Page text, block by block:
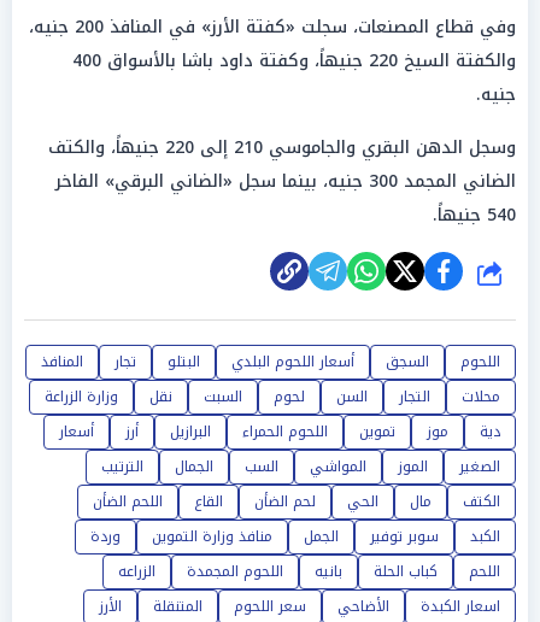
وفي قطاع المصنعات، سجلت «كفتة الأرز» في المنافذ 200 جنيه،
والكفتة السيخ 220 جنيهاً، وكفتة داود باشا بالأسواق 400
جنيه.
وسجل الدهن البقري والجاموسي 210 إلى 220 جنيهاً، والكتف
الضاني المجمد 300 جنيه، بينما سجل «الضاني البرقي» الفاخر
540 جنيهاً.
شارك
اللحوم السجق أسعار اللحوم البلدي البتلو تجار
المنافذ
محلات
التجار السن لحوم السبت نقل
وزارة الزراعة
دية
موز تموين اللحوم الحمراء البرازيل أرز
أسعار
الصغير
الموز المواشي السب الجمال
الترتيب
الكتف
مال الحي لحم الضأن القاع
اللحم الضأن
الكبد
سوبر توفير الجمل منافذ وزارة التموين
وردة
اللحم
كباب الحلة بانيه اللحوم المجمدة
الزراعه
اسعار الكبدة
الأضاحي سعر اللحوم المتنقلة
الأرز